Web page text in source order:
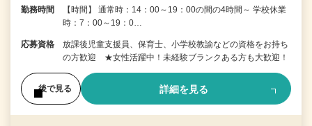
勤務時間
【時間】 通常時：14：00～19：00の間の4時間～ 学校休業
時：7：00～19：0…
応募資格
放課後児童支援員、保育士、小学校教諭などの資格をお持ち
の方歓迎 ★女性活躍中！未経験ブランクある方も大歓迎！
後で見る 詳細を見る